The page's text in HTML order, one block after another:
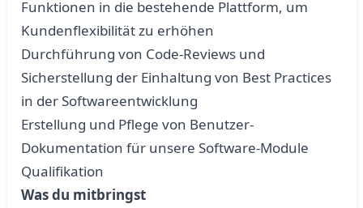
Funktionen in die bestehende Plattform, um
Kundenflexibilität zu erhöhen
Durchführung von Code-Reviews und
Sicherstellung der Einhaltung von Best Practices
in der Softwareentwicklung
Erstellung und Pflege von Benutzer-
Dokumentation für unsere Software-Module
Qualifikation
Was du mitbringst